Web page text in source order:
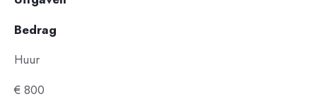
Bedrag
Huur
€ 800